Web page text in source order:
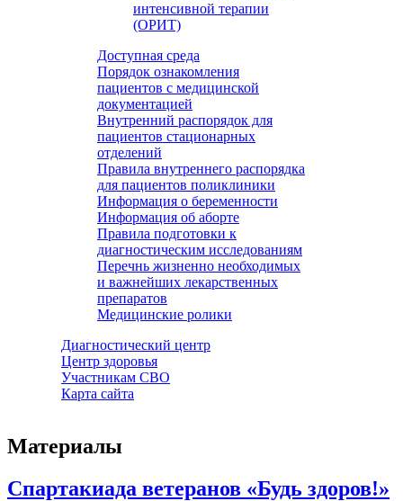
интенсивной терапии
(ОРИТ)
Доступная среда
Порядок ознакомления
пациентов с медицинской
документацией
Внутренний распорядок для
пациентов стационарных
отделений
Правила внутреннего распорядка
для пациентов поликлиники
Информация о беременности
Информация об аборте
Правила подготовки к
диагностическим исследованиям
Перечнь жизненно необходимых
и важнейших лекарственных
препаратов
Медицинские ролики
Диагностический центр
Центр здоровья
Участникам СВО
Карта сайта
Материалы
Спартакиада ветеранов «Будь здоров!»